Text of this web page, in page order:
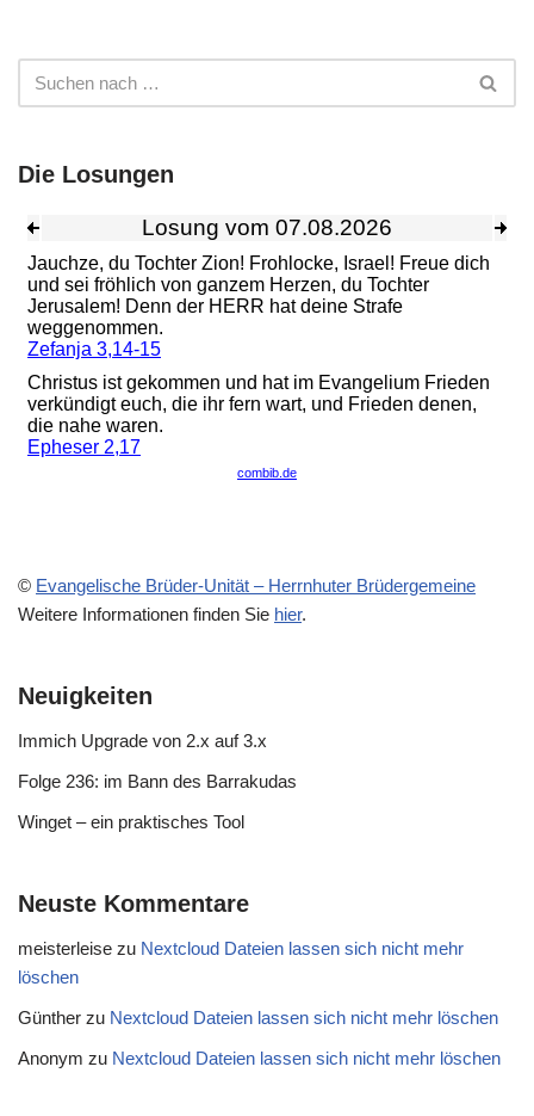
Die Losungen
© Evangelische Brüder-Unität – Herrnhuter Brüdergemeine
Weitere Informationen finden Sie hier.
Neuigkeiten
Immich Upgrade von 2.x auf 3.x
Folge 236: im Bann des Barrakudas
Winget – ein praktisches Tool
Neuste Kommentare
meisterleise zu Nextcloud Dateien lassen sich nicht mehr
löschen
Günther zu Nextcloud Dateien lassen sich nicht mehr löschen
Anonym zu Nextcloud Dateien lassen sich nicht mehr löschen